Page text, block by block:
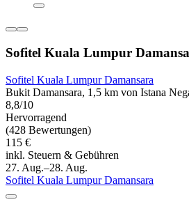
Sofitel Kuala Lumpur
Sofitel Kuala Lumpur Damansara
Bukit Damansara, 1,5 km von Istana
8,8/10
Hervorragend
(428 Bewertungen)
115 €
inkl. Steuern & Gebühren
27. Aug.–28. Aug.
Sofitel Kuala Lumpur Damansara